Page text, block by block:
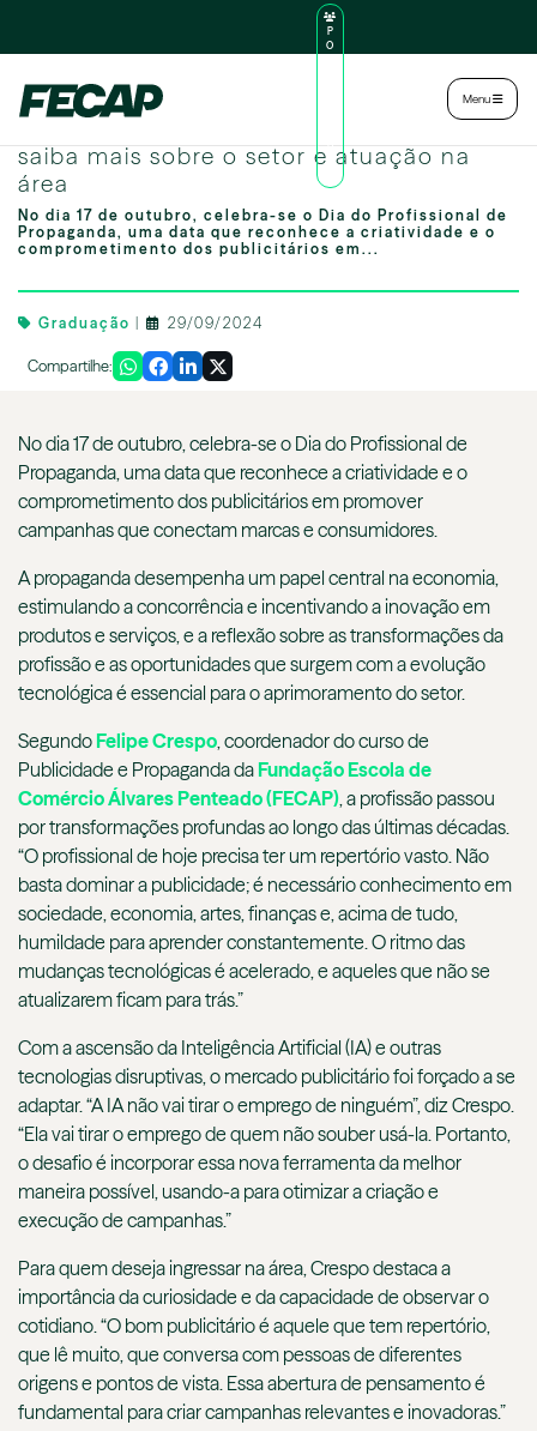
P
O
U
Menu
17/10, Dia do Profissional de Propaganda:
saiba mais sobre o setor e atuação na
área
No dia 17 de outubro, celebra-se o Dia do Profissional de
Propaganda, uma data que reconhece a criatividade e o
comprometimento dos publicitários em...
Graduação 29/09/2024
Compartilhe:
No dia 17 de outubro, celebra-se o Dia do Profissional de
Propaganda, uma data que reconhece a criatividade e o
comprometimento dos publicitários em promover
campanhas que conectam marcas e consumidores.
A propaganda desempenha um papel central na economia,
estimulando a concorrência e incentivando a inovação em
produtos e serviços, e a reflexão sobre as transformações da
profissão e as oportunidades que surgem com a evolução
tecnológica é essencial para o aprimoramento do setor.
SegundoFelipe Crespo, coordenador do curso de
Publicidade e Propaganda daFundação Escola de
Comércio Álvares Penteado (FECAP), a profissão passou
por transformações profundas ao longo das últimas décadas.
“O profissional de hoje precisa ter um repertório vasto. Não
basta dominar a publicidade; é necessário conhecimento em
sociedade, economia, artes, finanças e, acima de tudo,
humildade para aprender constantemente. O ritmo das
mudanças tecnológicas é acelerado, e aqueles que não se
atualizarem ficam para trás.”
Com a ascensão da Inteligência Artificial (IA) e outras
tecnologias disruptivas, o mercado publicitário foi forçado a se
adaptar. “A IA não vai tirar o emprego de ninguém”, diz Crespo.
“Ela vai tirar o emprego de quem não souber usá-la. Portanto,
o desafio é incorporar essa nova ferramenta da melhor
maneira possível, usando-a para otimizar a criação e
execução de campanhas.”
Para quem deseja ingressar na área, Crespo destaca a
importância da curiosidade e da capacidade de observar o
cotidiano. “O bom publicitário é aquele que tem repertório,
que lê muito, que conversa com pessoas de diferentes
origens e pontos de vista. Essa abertura de pensamento é
fundamental para criar campanhas relevantes e inovadoras.”